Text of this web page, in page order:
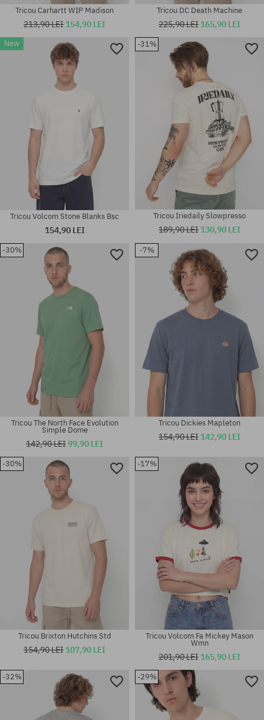
Mărimi existente:
Mărimi existente:
M; L; XL; XXL
Mărimi existente:
Tricou Carhartt WIP Madison
213,90 LEI 154,90 LEI
Mărimi existente:
Tricou DC Death Machine
225,90 LEI 165,90 LEI
New
Mărimi existente:
M; L; XL; XXL
Tricou Volcom Stone Blanks Bsc
154,90 LEI
-31%
Mărimi existente:
Tricou Iriedaily Slowpresso
189,90 LEI 130,90 LEI
-30%
Mărimi existente:
Tricou The North Face Evolution
Simple Dome
142,90 LEI99,90 LEI
-7%
Mărimi existente:
Tricou Dickies Mapleton
154,90 LEI 142,90 LEI
-30%
Tricou Brixton Hutchins Std
154,90 LEI 107,90 LEI
-17%
Tricou Volcom Fa Mickey Mason
Wmn
201,90 LEI 165,90 LEI
-32% -29%